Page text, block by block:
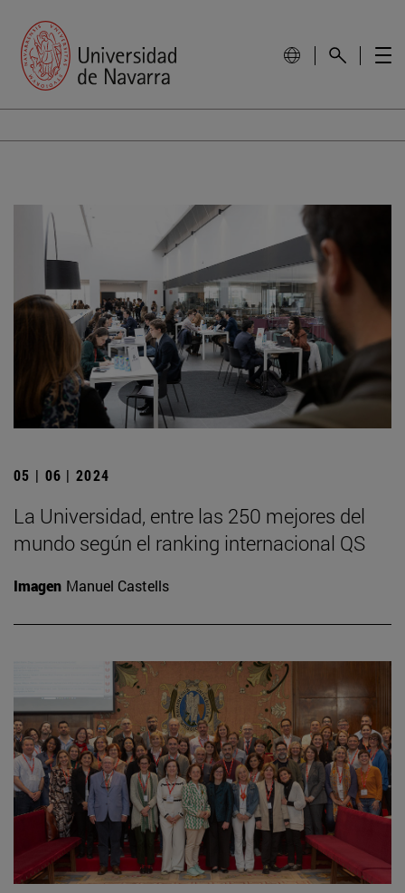
05 | 06 | 2024
La Universidad, entre las 250 mejores del
mundo según el ranking internacional QS
Imagen Manuel Castells